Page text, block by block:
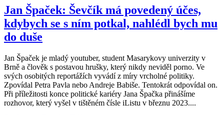
Jan Špaček: Ševčík má povedený účes,
kdybych se s ním potkal, nahlédl bych mu
do duše
Jan Špaček je mladý youtuber, student Masarykovy univerzity v
Brně a člověk s postavou hrušky, který nikdy neviděl porno. Ve
svých osobitých reportážích vyvádí z míry vrcholné politiky.
Zpovídal Petra Pavla nebo Andreje Babiše. Tentokrát odpovídal on.
Při příležitosti konce politické kariéry Jana Špačka přinášíme
rozhovor, který vyšel v tištěném čísle iListu v březnu 2023....